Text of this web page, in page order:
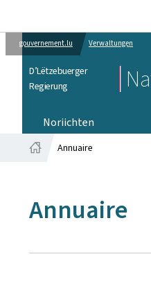
gouvernement.lu Verwaltungen
D’Lëtzebuerger
Regierung
Noriichten
Annuaire
Annuaire